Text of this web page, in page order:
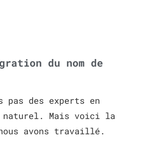
du nom de
pas des experts en
naturel. Mais voici la
avons travaillé.